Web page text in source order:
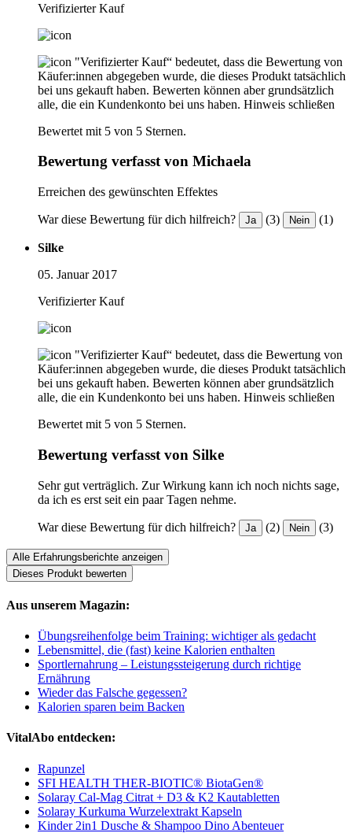
Verifizierter Kauf
"Verifizierter Kauf“ bedeutet, dass die Bewertung von
Käufer:innen abgegeben wurde, die dieses Produkt tatsächlich
bei uns gekauft haben. Bewerten können aber grundsätzlich
alle, die ein Kundenkonto bei uns haben. Hinweis schließen
Bewertet mit 5 von 5 Sternen.
Bewertung verfasst von Michaela
Erreichen des gewünschten Effektes
War diese Bewertung für dich hilfreich? Ja (3) Nein (1)
Silke
05. Januar 2017
Verifizierter Kauf
"Verifizierter Kauf“ bedeutet, dass die Bewertung von
Käufer:innen abgegeben wurde, die dieses Produkt tatsächlich
bei uns gekauft haben. Bewerten können aber grundsätzlich
alle, die ein Kundenkonto bei uns haben. Hinweis schließen
Bewertet mit 5 von 5 Sternen.
Bewertung verfasst von Silke
Sehr gut verträglich. Zur Wirkung kann ich noch nichts sage,
da ich es erst seit ein paar Tagen nehme.
War diese Bewertung für dich hilfreich? Ja (2) Nein (3)
Alle Erfahrungsberichte anzeigen
Dieses Produkt bewerten
Aus unserem Magazin:
Übungsreihenfolge beim Training: wichtiger als gedacht
Lebensmittel, die (fast) keine Kalorien enthalten
Sportlernahrung – Leistungssteigerung durch richtige
Ernährung
Wieder das Falsche gegessen?
Kalorien sparen beim Backen
VitalAbo entdecken:
Rapunzel
SFI HEALTH THER-BIOTIC® BiotaGen®
Solaray Cal-Mag Citrat + D3 & K2 Kautabletten
Solaray Kurkuma Wurzelextrakt Kapseln
Kinder 2in1 Dusche & Shampoo Dino Abenteuer